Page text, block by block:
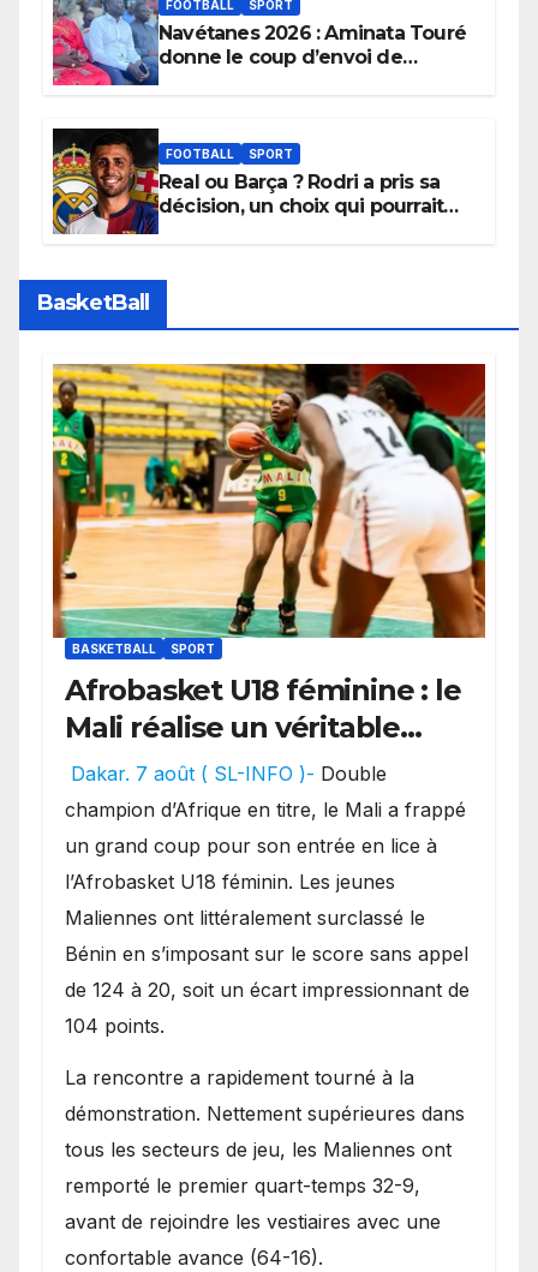
FOOTBALL SPORT
Navétanes 2026 : Aminata Touré
donne le coup d’envoi de
apaisées.
FOOTBALL SPORT
Real ou Barça ? Rodri a pris sa
décision, un choix qui pourrait
BasketBall
BASKETBALL SPORT
Afrobasket U18 féminine : le
Mali réalise un véritable
festival offensif et inflige
une lourde défaite au
Bénin.
Dakar. 7 août ( SL-INFO )- Double
champion d’Afrique en titre, le Mali a frappé
un grand coup pour son entrée en lice à
l’Afrobasket U18 féminin. Les jeunes
Maliennes ont littéralement surclassé le
Bénin en s’imposant sur le score sans appel
de 124 à 20, soit un écart impressionnant de
104 points.
La rencontre a rapidement tourné à la
démonstration. Nettement supérieures dans
tous les secteurs de jeu, les Maliennes ont
remporté le premier quart-temps 32-9,
avant de rejoindre les vestiaires avec une
confortable avance (64-16).